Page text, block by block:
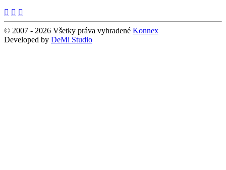
© 2007 - 2026 Všetky práva vyhradené Konnex
Developed by DeMi Studio